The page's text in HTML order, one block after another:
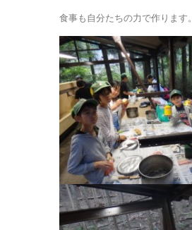
食事も自分たちの力で作ります。